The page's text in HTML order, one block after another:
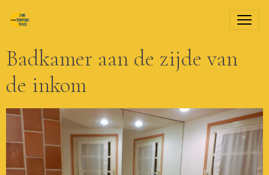
Badkamer aan de zijde van
de inkom